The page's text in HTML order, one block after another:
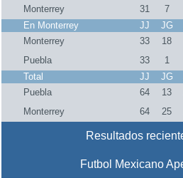
Monterrey
31 7
En Monterrey
JJ JG
Monterrey
33 18
Puebla
33 1
Total
JJ JG
Puebla
64 13
Monterrey
64 25
Resultados
Futbol Mexicano